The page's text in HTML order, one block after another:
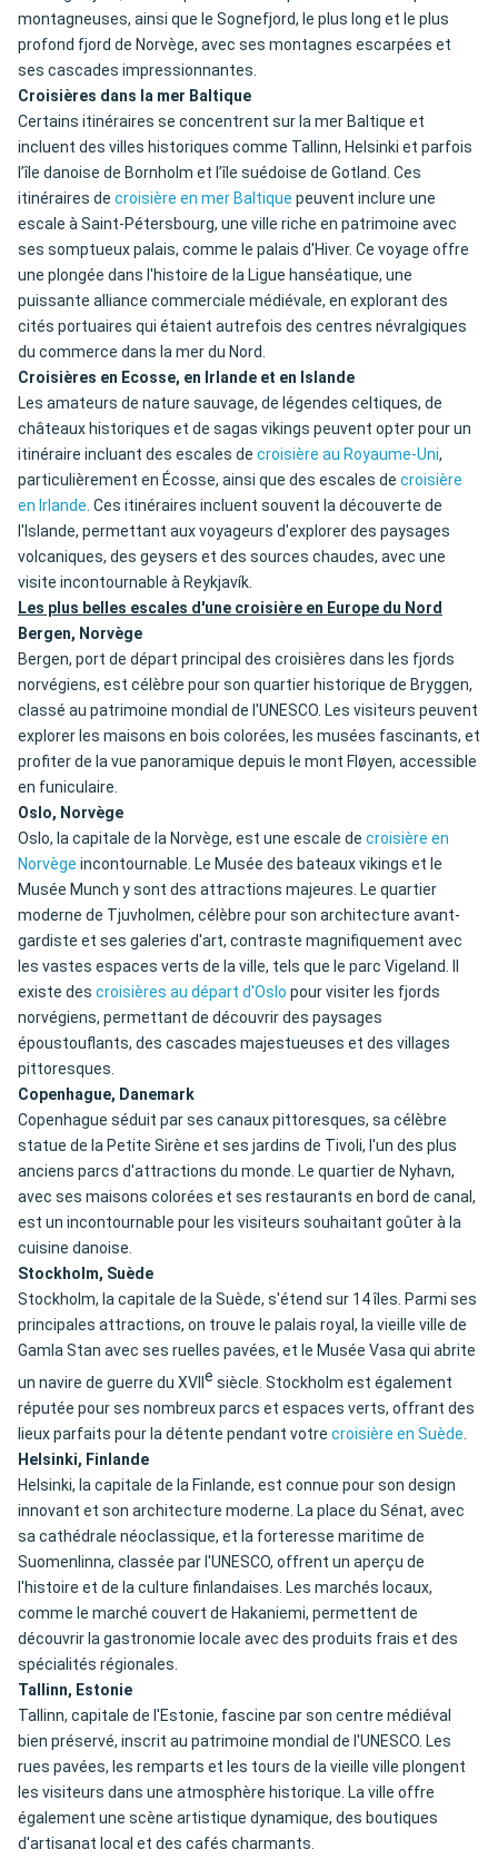
montagneuses, ainsi que le Sognefjord, le plus long et le plus
profond fjord de Norvège, avec ses montagnes escarpées et
ses cascades impressionnantes.
Croisières dans la mer Baltique
Certains itinéraires se concentrent sur la mer Baltique et
incluent des villes historiques comme Tallinn, Helsinki et parfois
l’île danoise de Bornholm et l’île suédoise de Gotland. Ces
itinéraires de croisière en mer Baltique peuvent inclure une
escale à Saint-Pétersbourg, une ville riche en patrimoine avec
ses somptueux palais, comme le palais d'Hiver. Ce voyage offre
une plongée dans l'histoire de la Ligue hanséatique, une
puissante alliance commerciale médiévale, en explorant des
cités portuaires qui étaient autrefois des centres névralgiques
du commerce dans la mer du Nord.
Croisières en Ecosse, en Irlande et en Islande
Les amateurs de nature sauvage, de légendes celtiques, de
châteaux historiques et de sagas vikings peuvent opter pour un
itinéraire incluant des escales de croisière au Royaume-Uni,
particulièrement en Écosse, ainsi que des escales de croisière
en Irlande. Ces itinéraires incluent souvent la découverte de
l'Islande, permettant aux voyageurs d'explorer des paysages
volcaniques, des geysers et des sources chaudes, avec une
visite incontournable à Reykjavík.
Les plus belles escales d'une croisière en Europe du Nord
Bergen, Norvège
Bergen, port de départ principal des croisières dans les fjords
norvégiens, est célèbre pour son quartier historique de Bryggen,
classé au patrimoine mondial de l'UNESCO. Les visiteurs peuvent
explorer les maisons en bois colorées, les musées fascinants, et
profiter de la vue panoramique depuis le mont Fløyen, accessible
en funiculaire.
Oslo, Norvège
Oslo, la capitale de la Norvège, est une escale de croisière en
Norvège incontournable. Le Musée des bateaux vikings et le
Musée Munch y sont des attractions majeures. Le quartier
moderne de Tjuvholmen, célèbre pour son architecture avant-
gardiste et ses galeries d'art, contraste magnifiquement avec
les vastes espaces verts de la ville, tels que le parc Vigeland. Il
existe des croisières au départ d'Oslo pour visiter les fjords
norvégiens, permettant de découvrir des paysages
époustouflants, des cascades majestueuses et des villages
pittoresques.
Copenhague, Danemark
Copenhague séduit par ses canaux pittoresques, sa célèbre
statue de la Petite Sirène et ses jardins de Tivoli, l'un des plus
anciens parcs d'attractions du monde. Le quartier de Nyhavn,
avec ses maisons colorées et ses restaurants en bord de canal,
est un incontournable pour les visiteurs souhaitant goûter à la
cuisine danoise.
Stockholm, Suède
Stockholm, la capitale de la Suède, s'étend sur 14 îles. Parmi ses
principales attractions, on trouve le palais royal, la vieille ville de
Gamla Stan avec ses ruelles pavées, et le Musée Vasa qui abrite
un navire de guerre du XVII e siècle. Stockholm est également
réputée pour ses nombreux parcs et espaces verts, offrant des
lieux parfaits pour la détente pendant votre croisière en Suède
Helsinki, Finlande
Helsinki, la capitale de la Finlande, est connue pour son design
innovant et son architecture moderne. La place du Sénat, avec
sa cathédrale néoclassique, et la forteresse maritime de
Suomenlinna, classée par l'UNESCO, offrent un aperçu de
l'histoire et de la culture finlandaises. Les marchés locaux,
comme le marché couvert de Hakaniemi, permettent de
découvrir la gastronomie locale avec des produits frais et des
spécialités régionales.
Tallinn, Estonie
Tallinn, capitale de l'Estonie, fascine par son centre médiéval
bien préservé, inscrit au patrimoine mondial de l'UNESCO. Les
rues pavées, les remparts et les tours de la vieille ville plongent
les visiteurs dans une atmosphère historique. La ville offre
également une scène artistique dynamique, des boutiques
d'artisanat local et des cafés charmants.